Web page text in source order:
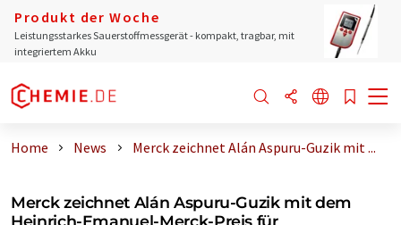
Produkt der Woche
Leistungsstarkes Sauerstoffmessgerät - kompakt, tragbar, mit
integriertem Akku
Home News Merck zeichnet Alán Aspuru-Guzik mit ...
Merck zeichnet Alán Aspuru-Guzik mit dem
Heinrich-Emanuel-Merck-Preis für